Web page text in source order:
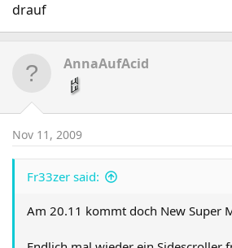
drauf
AnnaAufAcid
Nov 11, 2009
Fr33zer said:
Am 20.11 kommt doch New Super